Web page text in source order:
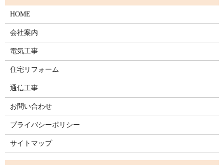
HOME
会社案内
電気工事
住宅リフォーム
通信工事
お問い合わせ
プライバシーポリシー
サイトマップ